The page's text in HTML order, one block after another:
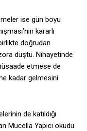
ise gün boyu
kararlı
doğrudan
düştü. Nihayetinde
etmese de
kadar gelmesini
de katıldığı
Mücella Yapıcı okudu.